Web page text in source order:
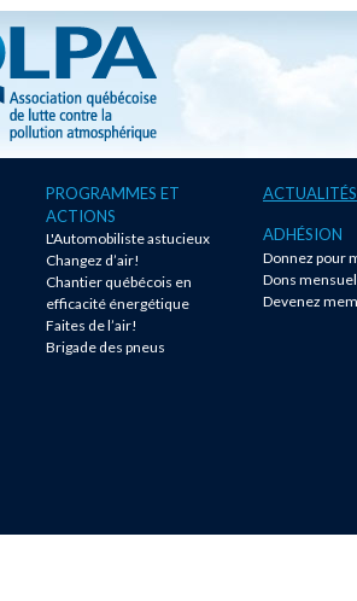
PROGRAMMES ET
ACTIONS
L'Automobiliste astucieux
Changez d’air!
Chantier québécois en
efficacité énergétique
Faites de l’air!
Brigade des pneus
ACTUALITÉS
ADHÉSION
Donnez pour
Dons
Devenez